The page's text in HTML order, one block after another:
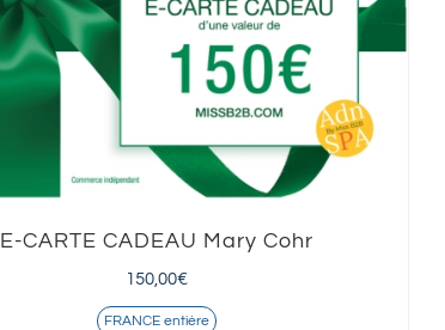
E-CARTE CADEAU Mary Cohr
150,00€
FRANCE entière